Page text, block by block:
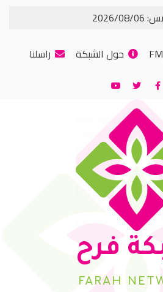
08/06
حول الشبكة راسلنا
فرح
FARAH